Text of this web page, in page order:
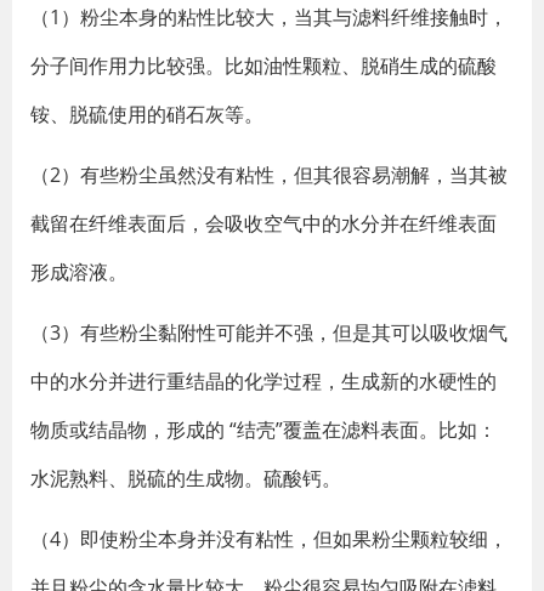
（1）粉尘本身的粘性比较大，当其与滤料纤维接触时，
分子间作用力比较强。比如油性颗粒、脱硝生成的硫酸
铵、脱硫使用的硝石灰等。
（2）有些粉尘虽然没有粘性，但其很容易潮解，当其被
截留在纤维表面后，会吸收空气中的水分并在纤维表面
形成溶液。
（3）有些粉尘黏附性可能并不强，但是其可以吸收烟气
中的水分并进行重结晶的化学过程，生成新的水硬性的
物质或结晶物，形成的 “结壳”覆盖在滤料表面。比如：
水泥熟料、脱硫的生成物。硫酸钙。
（4）即使粉尘本身并没有粘性，但如果粉尘颗粒较细，